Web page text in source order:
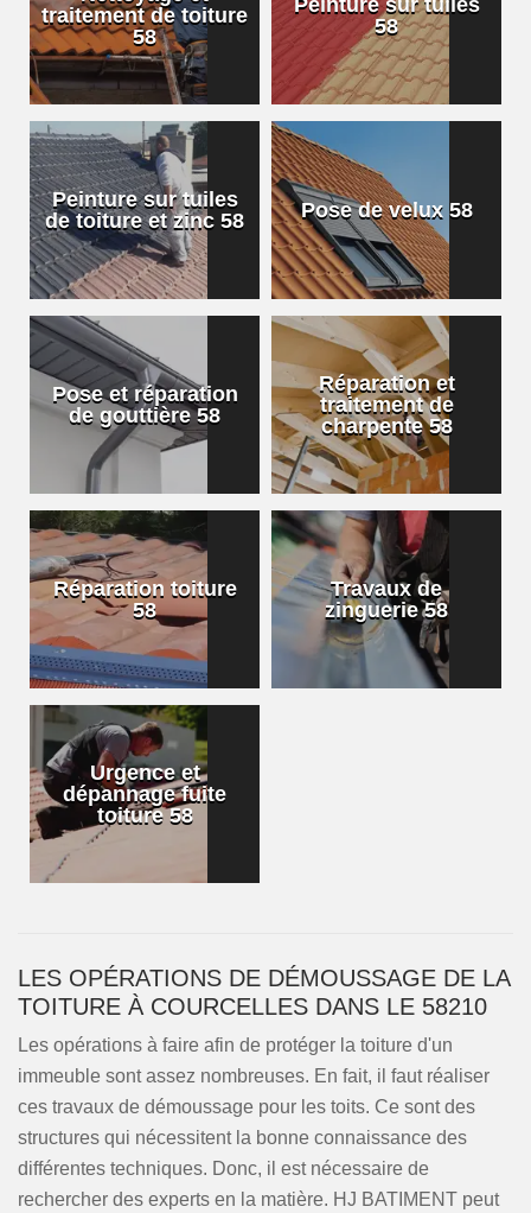
traitement de toiture
58
Peinture sur tuiles
58
Peinture sur tuiles
de toiture et zinc 58
Pose de velux 58
Pose et réparation
de gouttière 58
Réparation et
traitement de
charpente 58
Réparation toiture
58
Travaux de
zinguerie 58
Urgence et
dépannage fuite
toiture 58
LES OPÉRATIONS DE DÉMOUSSAGE DE LA
TOITURE À COURCELLES DANS LE 58210
Les opérations à faire afin de protéger la toiture d'un
immeuble sont assez nombreuses. En fait, il faut réaliser
ces travaux de démoussage pour les toits. Ce sont des
structures qui nécessitent la bonne connaissance des
différentes techniques. Donc, il est nécessaire de
rechercher des experts en la matière. HJ BATIMENT peut